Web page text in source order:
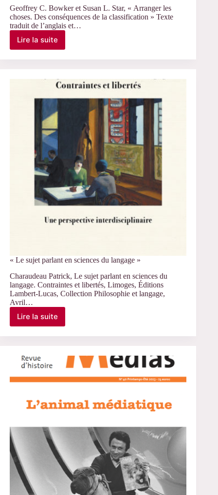
Geoffrey C. Bowker et Susan L. Star, « Arranger les
choses. Des conséquences de la classification » Texte
traduit de l’anglais et…
Lire la suite
Arranger
« Le sujet parlant en sciences du langage »
Charaudeau Patrick, Le sujet parlant en sciences du
langage. Contraintes et libertés, Limoges, Éditions
Lambert-Lucas, Collection Philosophie et langage,
Avril…
Lire la suite
« Le
sciences
du
langage »